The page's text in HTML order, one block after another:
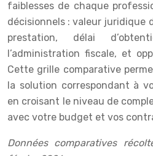
faiblesses de chaque
décisionnels : valeur juridique
prestation, délai
l’administration fiscale, et
Cette grille comparative
la solution correspondant à
en croisant le niveau de
avec votre budget et vos
Données comparatives